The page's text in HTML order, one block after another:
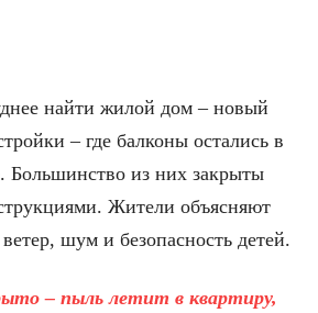
найти жилой дом – новый
– где балконы остались в
Большинство из них закрыты
Жители объясняют
шум и безопасность детей.
– пыль летит в квартиру,